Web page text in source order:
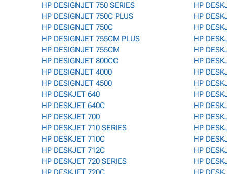
HP DESIGNJET 750 SERIES
HP DESIGNJET 750C PLUS
HP DESIGNJET 750C
HP DESIGNJET 755CM PLUS
HP DESIGNJET 755CM
HP DESIGNJET 800CC
HP DESIGNJET 4000
HP DESIGNJET 4500
HP DESKJET 640
HP DESKJET 640C
HP DESKJET 700
HP DESKJET 710 SERIES
HP DESKJET 710C
HP DESKJET 712C
HP DESKJET 720 SERIES
HP
HP
HP
HP
HP
HP
HP
HP
HP
HP
HP
HP
HP
HP
HP